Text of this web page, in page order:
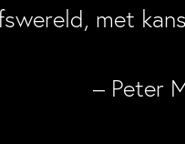
met
– Peter